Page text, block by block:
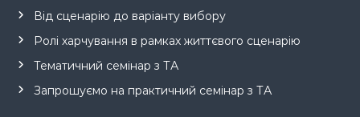
Від сценарію до варіанту вибору
Ролі харчування в рамках життєвого сценарію
Тематичний семінар з ТА
Запрошуємо на практичний семінар з ТА